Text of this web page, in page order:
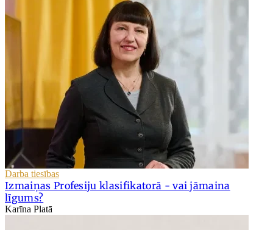
Darba tiesības
Izmaiņas Profesiju klasifikatorā - vai jāmaina
līgums?
Karīna Platā